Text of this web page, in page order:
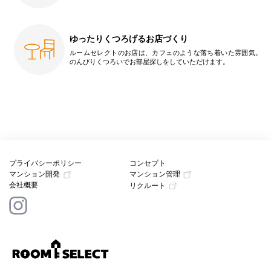
ゆったりくつろげるお店づくり
ルームセレクトのお店は、カフェのような落ち着いた雰囲気。
のんびりくつろいでお部屋探しをしていただけます。
プライバシーポリシー
コンセプト
マンション開発
マンション管理
会社概要
リクルート